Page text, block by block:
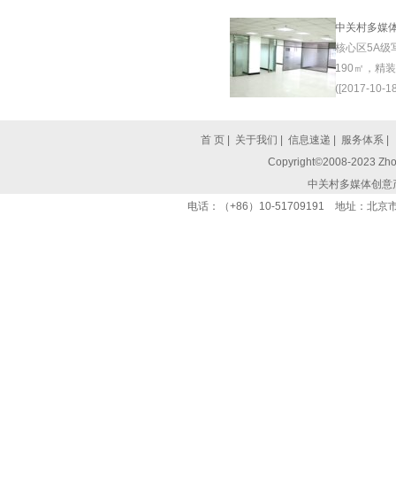
中关村多媒
核心区5A级
190㎡，精
([2017-10-
首 页 关于我们 信息速递 服务体系
Copyright©2008-2023
中关村多媒体创
电话：（+86）10-51709191 地址：北京